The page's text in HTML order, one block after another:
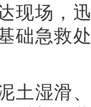
现场，
础急救
湿滑、